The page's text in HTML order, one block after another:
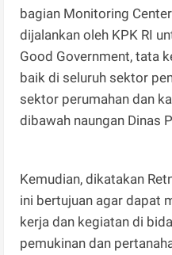
bagian Monitoring
dijalankan oleh KPK RI
Good Government, tata
baik di seluruh sektor
sektor perumahan dan
dibawah naungan Dinas
Kemudian, dikatakan
ini bertujuan agar dapat
kerja dan kegiatan di
pemukinan dan